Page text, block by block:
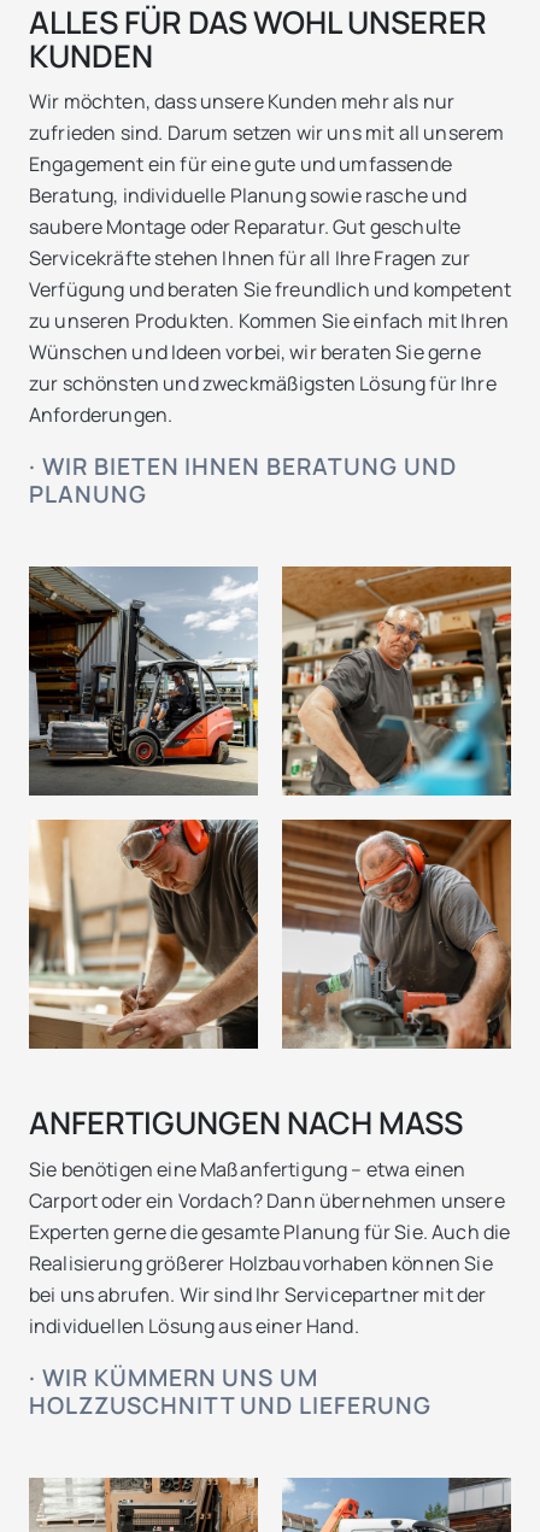
ALLES FÜR DAS WOHL UNSERER
KUNDEN
Wir möchten, dass unsere Kunden mehr als nur
zufrieden sind. Darum setzen wir uns mit all unserem
Engagement ein für eine gute und umfassende
Beratung, individuelle Planung sowie rasche und
saubere Montage oder Reparatur. Gut geschulte
Servicekräfte stehen Ihnen für all Ihre Fragen zur
Verfügung und beraten Sie freundlich und kompetent
zu unseren Produkten. Kommen Sie einfach mit Ihren
Wünschen und Ideen vorbei, wir beraten Sie gerne
zur schönsten und zweckmäßigsten Lösung für Ihre
Anforderungen.
· WIR BIETEN IHNEN BERATUNG UND
PLANUNG
ANFERTIGUNGEN NACH MASS
Sie benötigen eine Maßanfertigung – etwa einen
Carport oder ein Vordach? Dann übernehmen unsere
Experten gerne die gesamte Planung für Sie. Auch die
Realisierung größerer Holzbauvorhaben können Sie
bei uns abrufen. Wir sind Ihr Servicepartner mit der
individuellen Lösung aus einer Hand.
· WIR KÜMMERN UNS UM
HOLZZUSCHNITT UND LIEFERUNG